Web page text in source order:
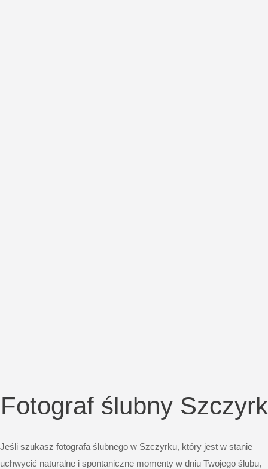
Fotograf ślubny Szczyrk
Jeśli szukasz fotografa ślubnego w Szczyrku, który jest w stanie
uchwycić naturalne i spontaniczne momenty w dniu Twojego ślubu,